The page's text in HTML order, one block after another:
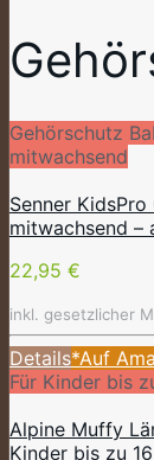
Gehörschutz
mitwachsend
Senner
mitwachsend –
22,95 €
inkl. gesetzlicher
Details*Auf
Für Kinder bis
Alpine Muffy
Kinder bis zu 16